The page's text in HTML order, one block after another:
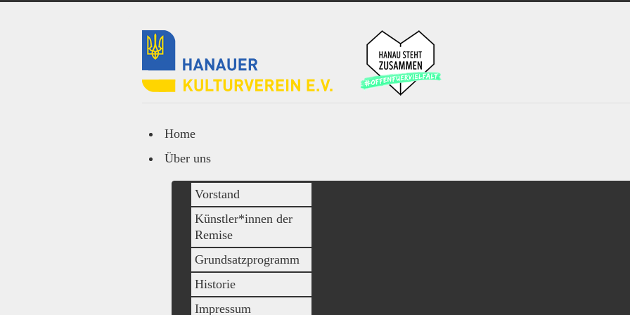
Home
Über uns
Vorstand
Künstler*innen der
Remise
Grundsatzprogramm
Historie
Impressum